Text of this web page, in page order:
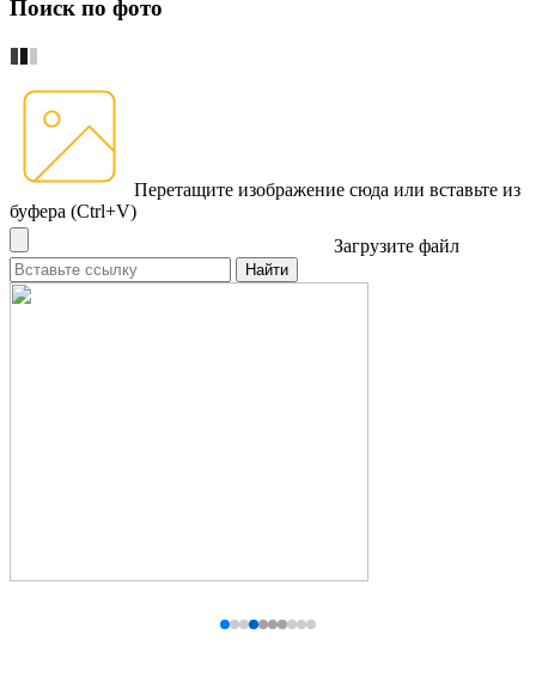
Поиск по фото
Перетащите изображение сюда или вставьте из
буфера (Ctrl+V)
Загрузите файл
Найти